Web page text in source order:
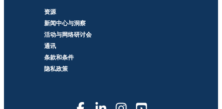
资源
新闻中心与洞察
活动与网络研讨会
通讯
条款和条件
隐私政策